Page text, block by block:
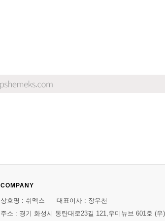
COMPANY
상호명 : 쉬멕스 대표이사 : 장우천
주소 : 경기 화성시 동탄대로23길 121,우미뉴브 601호 (우